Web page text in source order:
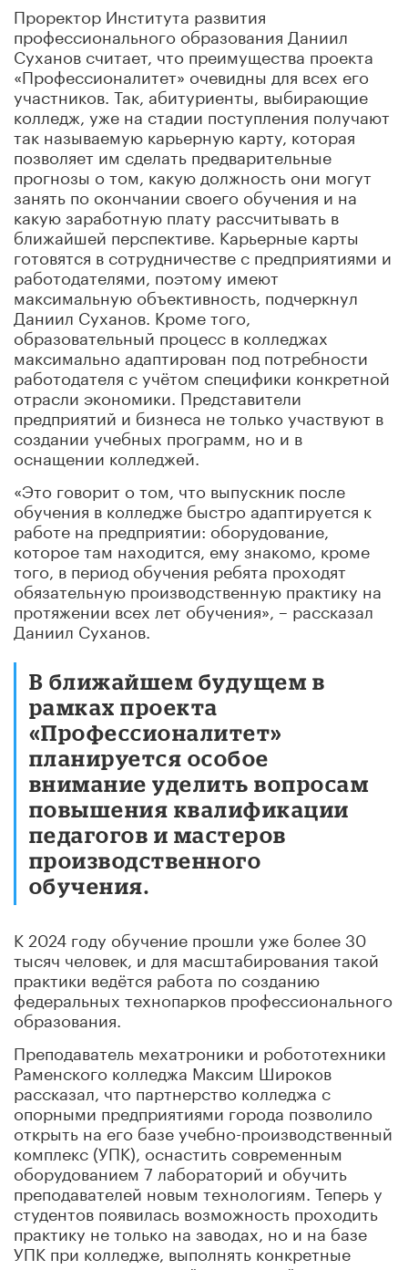
Проректор Института развития
профессионального образования Даниил
Суханов считает, что преимущества проекта
«Профессионалитет» очевидны для всех его
участников. Так, абитуриенты, выбирающие
колледж, уже на стадии поступления получают
так называемую карьерную карту, которая
позволяет им сделать предварительные
прогнозы о том, какую должность они могут
занять по окончании своего обучения и на
какую заработную плату рассчитывать в
ближайшей перспективе. Карьерные карты
готовятся в сотрудничестве с предприятиями и
работодателями, поэтому имеют
максимальную объективность, подчеркнул
Даниил Суханов. Кроме того,
образовательный процесс в колледжах
максимально адаптирован под потребности
работодателя с учётом специфики конкретной
отрасли экономики. Представители
предприятий и бизнеса не только участвуют в
создании учебных программ, но и в
оснащении колледжей.
«Это говорит о том, что выпускник после
обучения в колледже быстро адаптируется к
работе на предприятии: оборудование,
которое там находится, ему знакомо, кроме
того, в период обучения ребята проходят
обязательную производственную практику на
протяжении всех лет обучения», – рассказал
Даниил Суханов.
В ближайшем будущем в
рамках проекта
«Профессионалитет»
планируется особое
внимание уделить вопросам
повышения квалификации
педагогов и мастеров
производственного
обучения.
К 2024 году обучение прошли уже более 30
тысяч человек, и для масштабирования такой
практики ведётся работа по созданию
федеральных технопарков профессионального
образования.
Преподаватель мехатроники и робототехники
Раменского колледжа Максим Широков
рассказал, что партнерство колледжа с
опорными предприятиями городапозволило
открыть на его базе учебно-производственный
комплекс (УПК), оснастить современным
оборудованием 7 лабораторий и обучить
преподавателей новым технологиям. Теперь у
студентов появилась возможность проходить
практику не только на заводах, но и на базе
УПК при колледже, выполнять конкретные